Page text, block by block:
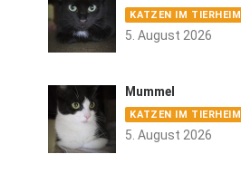
KATZEN IM TIERHEIM
5. August 2026
Mummel
KATZEN IM TIERHEIM
5. August 2026